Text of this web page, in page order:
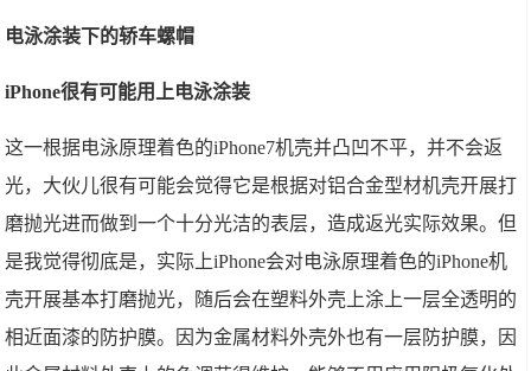
电泳涂装下的轿车螺帽
iPhone很有可能用上电泳涂装
这一根据电泳原理着色的iPhone7机壳并凸凹不平，并不会返
光，大伙儿很有可能会觉得它是根据对铝合金型材机壳开展打
磨抛光进而做到一个十分光洁的表层，造成返光实际效果。但
是我觉得彻底是，实际上iPhone会对电泳原理着色的iPhone机
壳开展基本打磨抛光，随后会在塑料外壳上涂上一层全透明的
相近面漆的防护膜。因为金属材料外壳外也有一层防护膜，因